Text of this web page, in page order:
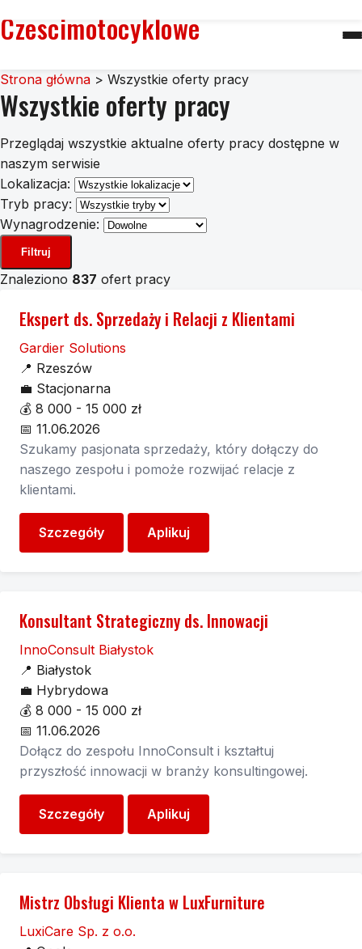
Czescimotocyklowe
Strona główna > Wszystkie oferty pracy
Wszystkie oferty pracy
Przeglądaj wszystkie aktualne oferty pracy dostępne w
naszym serwisie
Lokalizacja:
Tryb pracy:
Wynagrodzenie:
Filtruj
Znaleziono 837 ofert pracy
Ekspert ds. Sprzedaży i Relacji z Klientami
Gardier Solutions
📍 Rzeszów
💼 Stacjonarna
💰 8 000 - 15 000 zł
📅 11.06.2026
Szukamy pasjonata sprzedaży, który dołączy do
naszego zespołu i pomoże rozwijać relacje z
klientami.
Szczegóły Aplikuj
Konsultant Strategiczny ds. Innowacji
InnoConsult Białystok
📍 Białystok
💼 Hybrydowa
💰 8 000 - 15 000 zł
📅 11.06.2026
Dołącz do zespołu InnoConsult i kształtuj
przyszłość innowacji w branży konsultingowej.
Szczegóły Aplikuj
Mistrz Obsługi Klienta w LuxFurniture
LuxiCare Sp. z o.o.